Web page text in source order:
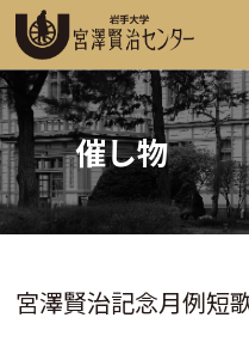
催し物
宮澤賢治記念月例短